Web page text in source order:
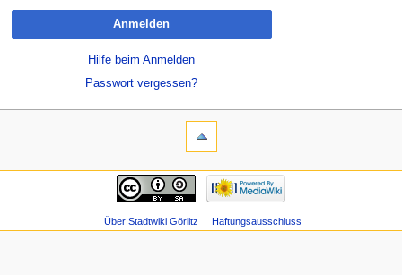
Anmelden
Hilfe beim Anmelden
Passwort vergessen?
Über Stadtwiki Görlitz Haftungsausschluss